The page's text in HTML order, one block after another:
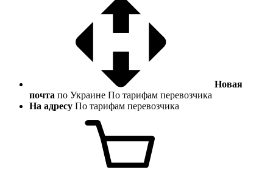
Новая
почта по Украине По тарифам перевозчика
На адресу По тарифам перевозчика